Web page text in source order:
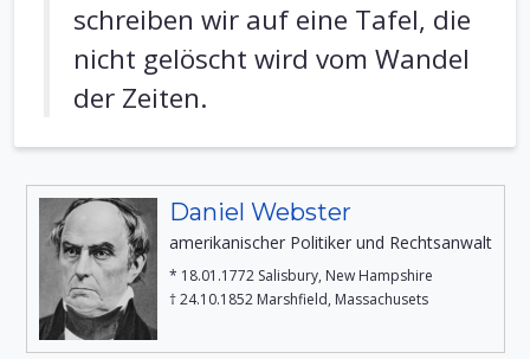
schreiben wir auf eine Tafel, die
nicht gelöscht wird vom Wandel
der Zeiten.
Daniel Webster
amerikanischer Politiker und Rechtsanwalt
* 18.01.1772 Salisbury, New Hampshire
† 24.10.1852 Marshfield, Massachusets